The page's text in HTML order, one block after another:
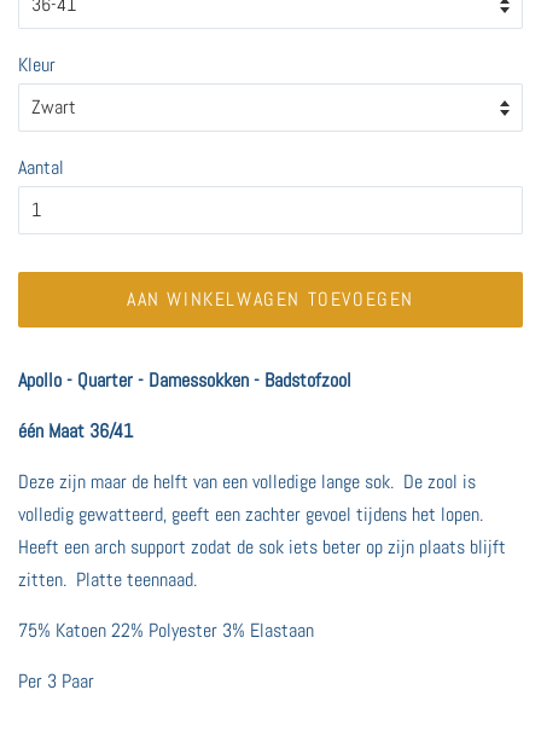
Kleur
Aantal
AAN WINKELWAGEN TOEVOEGEN
Apollo - Quarter - Damessokken - Badstofzool
één Maat 36/41
Deze zijn maar de helft van een volledige lange sok. De zool is
volledig gewatteerd, geeft een zachter gevoel tijdens het lopen.
Heeft een arch support zodat de sok iets beter op zijn plaats blijft
zitten. Platte teennaad.
75% Katoen 22% Polyester 3% Elastaan
Per 3 Paar